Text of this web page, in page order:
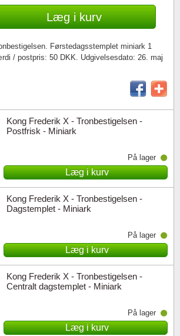
Læg i kurv
Førstedagsstemplet miniark 1
/ postpris: 50 DKK. Udgivelsesdato: 26. maj
Kong Frederik X - Tronbestigelsen -
Postfrisk - Miniark
På lager
Læg i kurv
Kong Frederik X - Tronbestigelsen -
Dagstemplet - Miniark
På lager
Læg i kurv
Kong Frederik X - Tronbestigelsen -
Centralt dagstemplet - Miniark
På lager
Læg i kurv
mikroskoper Stålstik